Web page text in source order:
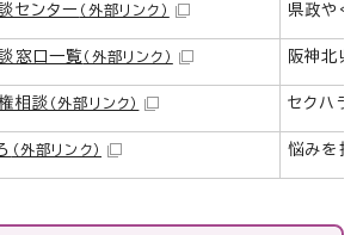
センター （外部リンク） 県政やく
窓口一覧 （外部リンク） 阪神北県
相談 （外部リンク） セクハラ
（外部リンク） 悩みを抱